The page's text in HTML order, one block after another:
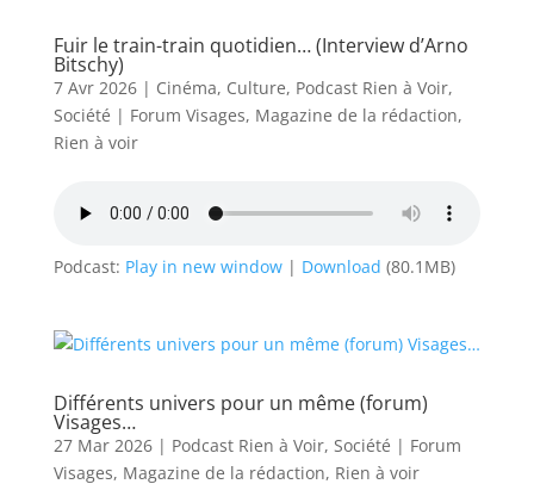
Fuir le train-train quotidien… (Interview d’Arno
Bitschy)
7 Avr 2026| Cinéma, Culture, Podcast Rien à Voir,
Société | Forum Visages, Magazine de la rédaction,
Rien à voir
Podcast: Play in new window| Download (80.1MB)
Différents univers pour un même (forum)
Visages…
27 Mar 2026| Podcast Rien à Voir, Société | Forum
Visages, Magazine de la rédaction, Rien à voir